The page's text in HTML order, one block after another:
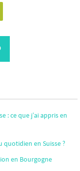
: ce que j’ai appris en
en Suisse ?
en Bourgogne